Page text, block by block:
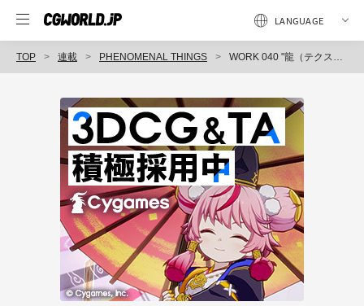
TOP 連載 PHENOMENAL THINGS WORK 040 "龍（テクスチャ編）" / ZBrushとMARIで仕上げる